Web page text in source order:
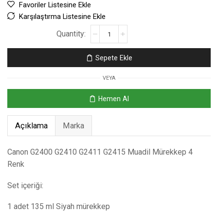
Favoriler Listesine Ekle
Karşılaştırma Listesine Ekle
Sepete Ekle
VEYA
Hemen Al
Açıklama Marka
Canon G2400 G2410 G2411 G2415 Muadil Mürekkep 4
Renk
Set içeriği:
1 adet 135 ml Siyah mürekkep